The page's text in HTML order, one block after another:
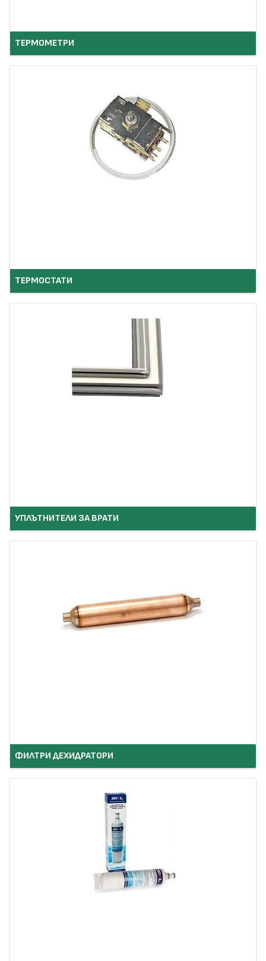
ТЕРМОМЕТРИ
ТЕРМОСТАТИ
УПЛЪТНИТЕЛИ ЗА ВРАТИ
ФИЛТРИ ДЕХИДРАТОРИ